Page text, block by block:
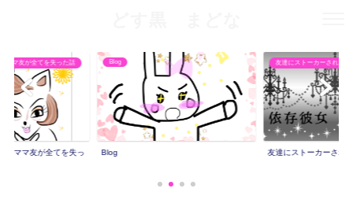
ママ友が全てを失った話
りママ友が全てを失っ
Blog
Blog
友達にストーカーされた話
友達にストーカーされ